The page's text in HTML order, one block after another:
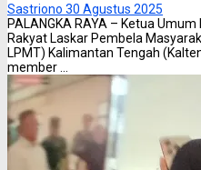
Sastriono 30 Agustus 2025
PALANGKA RAYA – Ketua
Rakyat Laskar Pembela
LPMT) Kalimantan Tengah
member ...